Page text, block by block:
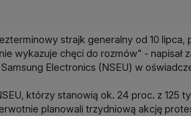
strajk generalny od 10
wykazuje chęci do rozmów" - napisał
Electronics (NSEU) w
którzy stanowią ok. 24 proc. z 125
planowali trzydniową akcję